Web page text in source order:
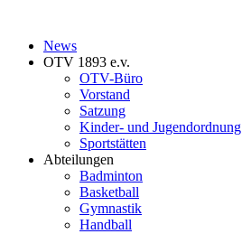
News
OTV 1893 e.v.
OTV-Büro
Vorstand
Satzung
Kinder- und Jugendordnung
Sportstätten
Abteilungen
Badminton
Basketball
Gymnastik
Handball